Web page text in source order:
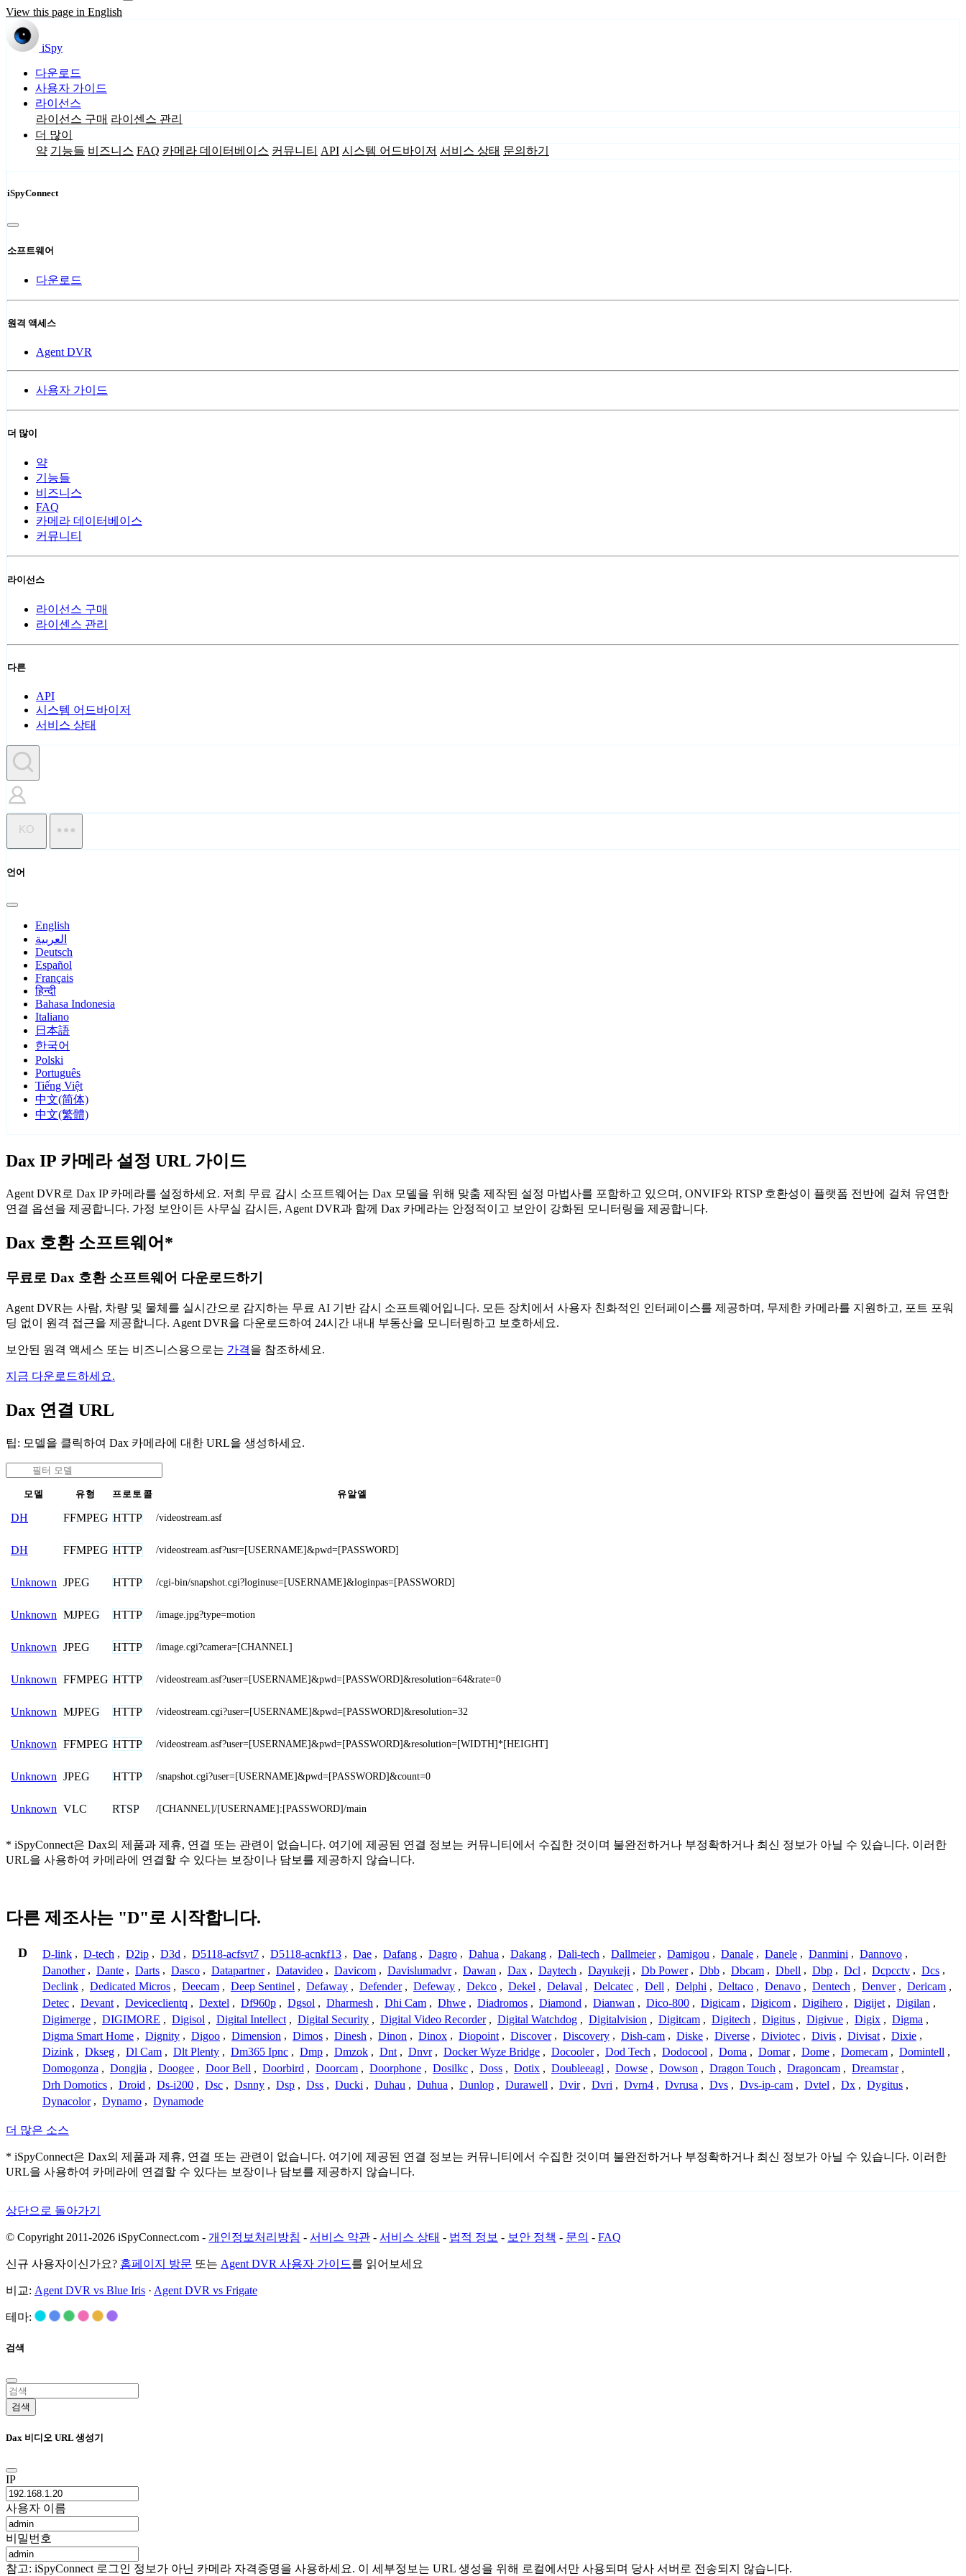
View this page in English
iSpy
다운로드
사용자 가이드
라이선스
라이선스 구매 라이센스 관리
더 많이
약 기능들 비즈니스 FAQ 카메라 데이터베이스 커뮤니티 API 시스템 어드바이저 서비스 상태 문의하기
iSpyConnect
소프트웨어
다운로드
원격 액세스
Agent DVR
사용자 가이드
더 많이
약
기능들
비즈니스
FAQ
카메라 데이터베이스
커뮤니티
라이선스
라이선스 구매
라이센스 관리
다른
API
시스템 어드바이저
서비스 상태
KO
언어
English
العربية
Deutsch
Español
Français
हिन्दी
Bahasa Indonesia
Italiano
日本語
한국어
Polski
Português
Tiếng Việt
中文(简体)
中文(繁體)
Dax IP 카메라 설정 URL 가이드
Agent DVR로 Dax IP 카메라를 설정하세요. 저희 무료 감시 소프트웨어는 Dax 모델을 위해 맞춤 제작된 설정 마법사를 포함하고 있으며, ONVIF와 RTSP 호환성이 플랫폼 전반에 걸쳐 유연한
연결 옵션을 제공합니다. 가정 보안이든 사무실 감시든, Agent DVR과 함께 Dax 카메라는 안정적이고 보안이 강화된 모니터링을 제공합니다.
Dax 호환 소프트웨어*
무료로 Dax 호환 소프트웨어 다운로드하기
Agent DVR는 사람, 차량 및 물체를 실시간으로 감지하는 무료 AI 기반 감시 소프트웨어입니다. 모든 장치에서 사용자 친화적인 인터페이스를 제공하며, 무제한 카메라를 지원하고, 포트 포워
딩 없이 원격 접근을 제공합니다. Agent DVR을 다운로드하여 24시간 내내 부동산을 모니터링하고 보호하세요.
보안된 원격 액세스 또는 비즈니스용으로는 가격을 참조하세요.
지금 다운로드하세요.
Dax 연결 URL
팁: 모델을 클릭하여 Dax 카메라에 대한 URL을 생성하세요.
모델 유형 프로토콜 유알엘
DH FFMPEG HTTP /videostream.asf
DH FFMPEG HTTP /videostream.asf?usr=[USERNAME]&pwd=[PASSWORD]
Unknown JPEG HTTP /cgi-bin/snapshot.cgi?loginuse=[USERNAME]&loginpas=[PASSWORD]
Unknown MJPEG HTTP /image.jpg?type=motion
Unknown JPEG HTTP /image.cgi?camera=[CHANNEL]
Unknown FFMPEG HTTP /videostream.asf?user=[USERNAME]&pwd=[PASSWORD]&resolution=64&rate=0
Unknown MJPEG HTTP /videostream.cgi?user=[USERNAME]&pwd=[PASSWORD]&resolution=32
Unknown FFMPEG HTTP /videostream.asf?user=[USERNAME]&pwd=[PASSWORD]&resolution=[WIDTH]*[HEIGHT]
Unknown JPEG HTTP /snapshot.cgi?user=[USERNAME]&pwd=[PASSWORD]&count=0
Unknown VLC RTSP /[CHANNEL]/[USERNAME]:[PASSWORD]/main
* iSpyConnect은 Dax의 제품과 제휴, 연결 또는 관련이 없습니다. 여기에 제공된 연결 정보는 커뮤니티에서 수집한 것이며 불완전하거나 부정확하거나 최신 정보가 아닐 수 있습니다. 이러한
URL을 사용하여 카메라에 연결할 수 있다는 보장이나 담보를 제공하지 않습니다.
다른 제조사는 "D"로 시작합니다.
D D-link , D-tech , D2ip , D3d , D5118-acfsvt7 , D5118-acnkf13 , Dae , Dafang , Dagro , Dahua , Dakang , Dali-tech , Dallmeier , Damigou , Danale , Danele , Danmini , Dannovo ,
Danother , Dante , Darts , Dasco , Datapartner , Datavideo , Davicom , Davislumadvr , Dawan , Dax , Daytech , Dayukeji , Db Power , Dbb , Dbcam , Dbell , Dbp , Dcl , Dcpcctv , Dcs ,
Declink , Dedicated Micros , Deecam , Deep Sentinel , Defaway , Defender , Defeway , Dekco , Dekel , Delaval , Delcatec , Dell , Delphi , Deltaco , Denavo , Dentech , Denver , Dericam ,
Detec , Devant , Deviceclientq , Dextel , Df960p , Dgsol , Dharmesh , Dhi Cam , Dhwe , Diadromos , Diamond , Dianwan , Dico-800 , Digicam , Digicom , Digihero , Digijet , Digilan ,
Digimerge , DIGIMORE , Digisol , Digital Intellect , Digital Security , Digital Video Recorder , Digital Watchdog , Digitalvision , Digitcam , Digitech , Digitus , Digivue , Digix , Digma ,
Digma Smart Home , Dignity , Digoo , Dimension , Dimos , Dinesh , Dinon , Dinox , Diopoint , Discover , Discovery , Dish-cam , Diske , Diverse , Diviotec , Divis , Divisat , Dixie ,
Dizink , Dkseg , Dl Cam , Dlt Plenty , Dm365 Ipnc , Dmp , Dmzok , Dnt , Dnvr , Docker Wyze Bridge , Docooler , Dod Tech , Dodocool , Doma , Domar , Dome , Domecam , Domintell ,
Domogonza , Dongjia , Doogee , Door Bell , Doorbird , Doorcam , Doorphone , Dosilkc , Doss , Dotix , Doubleeagl , Dowse , Dowson , Dragon Touch , Dragoncam , Dreamstar ,
Drh Domotics , Droid , Ds-i200 , Dsc , Dsnny , Dsp , Dss , Ducki , Duhau , Duhua , Dunlop , Durawell , Dvir , Dvri , Dvrn4 , Dvrusa , Dvs , Dvs-ip-cam , Dvtel , Dx , Dygitus ,
Dynacolor , Dynamo , Dynamode
더 많은 소스
* iSpyConnect은 Dax의 제품과 제휴, 연결 또는 관련이 없습니다. 여기에 제공된 연결 정보는 커뮤니티에서 수집한 것이며 불완전하거나 부정확하거나 최신 정보가 아닐 수 있습니다. 이러한
URL을 사용하여 카메라에 연결할 수 있다는 보장이나 담보를 제공하지 않습니다.
상단으로 돌아가기
© Copyright 2011-2026 iSpyConnect.com - 개인정보처리방침 - 서비스 약관 - 서비스 상태 - 법적 정보 - 보안 정책 - 문의 - FAQ
신규 사용자이신가요? 홈페이지 방문 또는 Agent DVR 사용자 가이드를 읽어보세요
비교: Agent DVR vs Blue Iris · Agent DVR vs Frigate
테마:
검색
검색
Dax 비디오 URL 생성기
IP
사용자 이름
비밀번호
참고: iSpyConnect 로그인 정보가 아닌 카메라 자격증명을 사용하세요. 이 세부정보는 URL 생성을 위해 로컬에서만 사용되며 당사 서버로 전송되지 않습니다.